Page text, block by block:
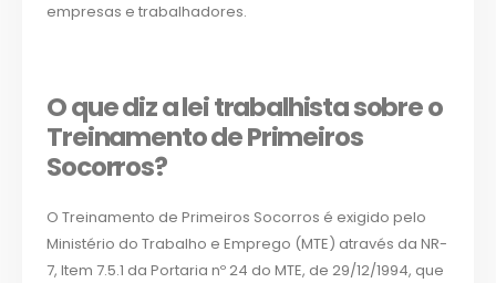
empresas e trabalhadores.
O que diz a lei trabalhista sobre o
Treinamento de Primeiros
Socorros?
O Treinamento de Primeiros Socorros é exigido pelo
Ministério do Trabalho e Emprego (MTE) através da NR-
7, Item 7.5.1 da Portaria nº 24 do MTE, de 29/12/1994, que